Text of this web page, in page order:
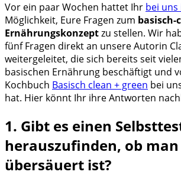
Vor ein paar Wochen hattet Ihr bei uns
Möglichkeit, Eure Fragen zum basisch-
Ernährungskonzeptzu stellen. Wir
fünf Fragen direkt an unsere Autorin
weitergeleitet, die sich bereits seit
basischen Ernährung beschäftigt und
Kochbuch Basisch clean + green bei
hat. Hier könnt Ihr ihre Antworten
1. Gibt es einen
herauszufinden, ob man
übersäuert ist?